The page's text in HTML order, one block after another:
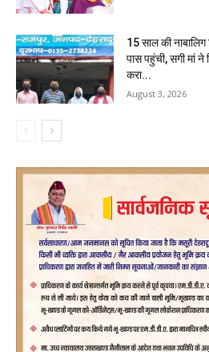
15 साल की
पास पहुंची, सगी मां
करा...
August 3, 2026